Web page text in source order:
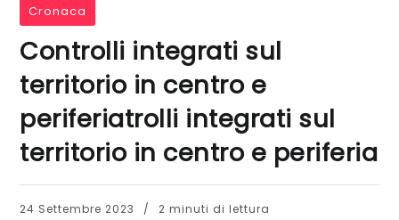
Cronaca
Controlli integrati sul
territorio in centro e
periferiatrolli integrati sul
territorio in centro e periferia
24 Settembre 2023 2 minuti di lettura